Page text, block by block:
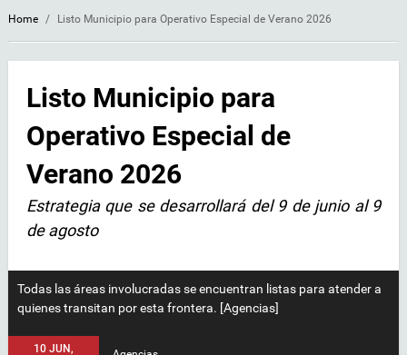
Home / Listo Municipio para Operativo Especial de Verano 2026
Listo Municipio para
Operativo Especial de
Verano 2026
Estrategia que se desarrollará del 9 de junio al 9
de agosto
Todas las áreas involucradas se encuentran listas para atender a
quienes transitan por esta frontera. [Agencias]
10 JUN,